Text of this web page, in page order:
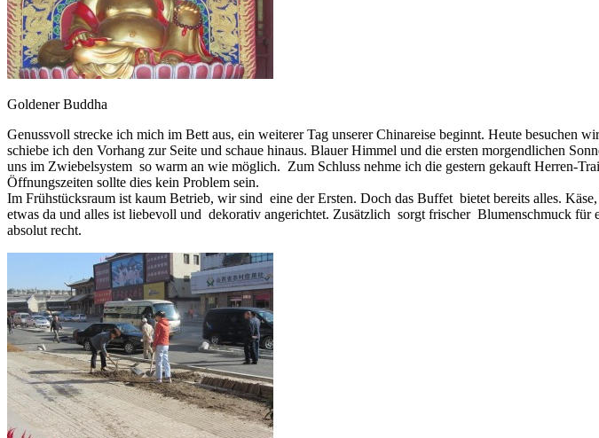
Goldener Buddha
Genussvoll strecke ich mich im Bett aus, ein weiterer Tag unserer Chinareise beginnt. Heute besuchen
schiebe ich den Vorhang zur Seite und schaue hinaus. Blauer Himmel und die ersten morgendlichen
uns im Zwiebelsystem so warm an wie möglich. Zum Schluss nehme ich die gestern gekauft Herren-
Öffnungszeiten sollte dies kein Problem sein.
Im Frühstücksraum ist kaum Betrieb, wir sind eine der Ersten. Doch das Buffet bietet bereits alles.
etwas da und alles ist liebevoll und dekorativ angerichtet. Zusätzlich sorgt frischer Blumenschmuck für
absolut recht.